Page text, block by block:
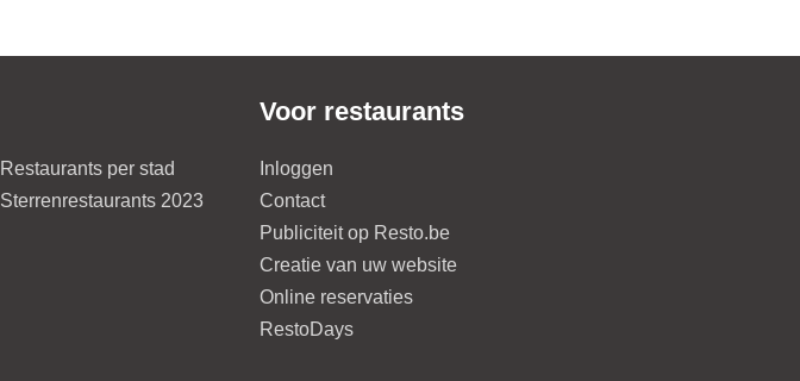
Restaurants per stad
Sterrenrestaurants 2023
Voor restaurants
Inloggen
Contact
Publiciteit op Resto.be
Creatie van uw website
Online reservaties
RestoDays